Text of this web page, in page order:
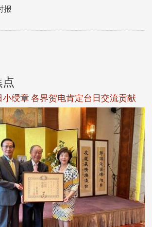
报
绶章 各界贺电肯定台日交流贡献